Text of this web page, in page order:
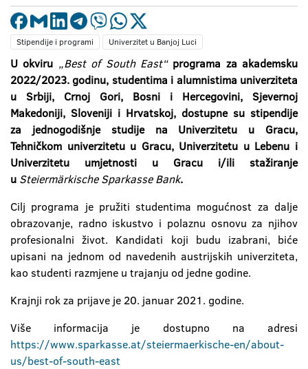
Stipendije i programi Univerzitet u Banjoj Luci
U okviru „BestofSouthEast“ programa za akademsku
2022/2023. godinu, studentima i alumnistima univerziteta
u Srbiji, Crnoj Gori, Bosni i Hercegovini, Sjevernoj
Makedoniji, Sloveniji i Hrvatskoj, dostupne su stipendije
za
jednogodišnje studije na Univerzitetu u Gracu,
Tehničkom univerzitetu u Gracu, Univerzitetu u Lebenu i
Univerzitetu umjetnosti u Gracu i/ili
stažiranje
u SteiermärkischeSparkasseBank.
Cilj programa je pružiti studentima mogućnost za dalje
obrazovanje, radno iskustvo i polaznu osnovu za njihov
profesionalni život. Kandidati koji budu izabrani, biće
upisani na jednom od navedenih austrijskih univerziteta,
kao studenti razmjene u trajanju od jedne godine.
Krajnji rok za prijave je 20. januar 2021. godine.
Više informacija je dostupno na adresi
https://www.sparkasse.at/steiermaerkische-en/about-
us/best-of-south-east